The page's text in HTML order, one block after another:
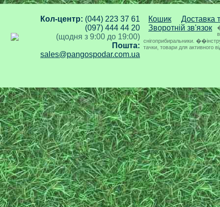
Кол-центр: (044) 223 37 61
(097) 444 44 20
(щодня з 9:00 до 19:00)
Пошта:
sales@pangospodar.com.ua
Кошик
Доставка
Зворотній зв'язок
снігоприбиральники.
тачки, товари для активного